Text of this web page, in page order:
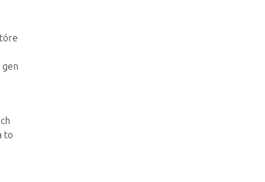
gen
to